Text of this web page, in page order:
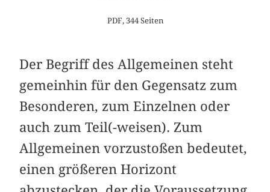
PDF, 344 Seiten
Der Begriff des Allgemeinen steht
gemeinhin für den Gegensatz zum
Besonderen, zum Einzelnen oder
auch zum Teil(-weisen). Zum
Allgemeinen vorzustoßen bedeutet,
einen größeren Horizont